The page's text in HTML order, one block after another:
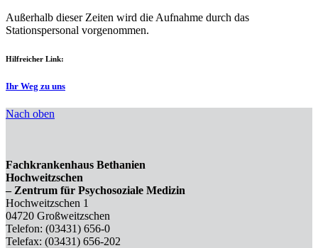
Außerhalb dieser Zeiten wird die Aufnahme durch das
Stationspersonal vorgenommen.
Hilfreicher Link:
Ihr Weg zu uns
Nach oben
Fachkrankenhaus Bethanien
Hochweitzschen
– Zentrum für Psychosoziale Medizin
Hochweitzschen 1
04720 Großweitzschen
Telefon: (03431) 656-0
Telefax: (03431) 656-202